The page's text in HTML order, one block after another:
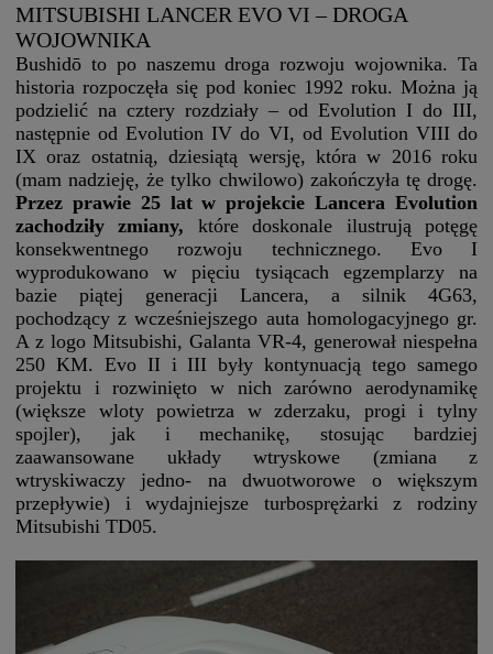
MITSUBISHI LANCER EVO VI – DROGA
WOJOWNIKA
Bushidō to po naszemu droga rozwoju wojownika. Ta
historia rozpoczęła się pod koniec 1992 roku. Można ją
podzielić na cztery rozdziały – od Evolution I do III,
następnie od Evolution IV do VI, od Evolution VIII do
IX oraz ostatnią, dziesiątą wersję, która w 2016 roku
(mam nadzieję, że tylko chwilowo) zakończyła tę drogę.
Przez prawie 25 lat w projekcie Lancera Evolution
zachodziły zmiany, które doskonale ilustrują potęgę
konsekwentnego rozwoju technicznego. Evo I
wyprodukowano w pięciu tysiącach egzemplarzy na
bazie piątej generacji Lancera, a silnik 4G63,
pochodzący z wcześniejszego auta homologacyjnego gr.
A z logo Mitsubishi, Galanta VR-4, generował niespełna
250 KM. Evo II i III były kontynuacją tego samego
projektu i rozwinięto w nich zarówno aerodynamikę
(większe wloty powietrza w zderzaku, progi i tylny
spojler), jak i mechanikę, stosując bardziej
zaawansowane układy wtryskowe (zmiana z
wtryskiwaczy jedno- na dwuotworowe o większym
przepływie) i wydajniejsze turbosprężarki z rodziny
Mitsubishi TD05.